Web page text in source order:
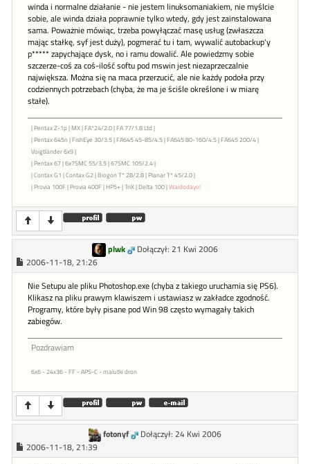
winda i normalne działanie - nie jestem linuksomaniakiem, nie myślcie
sobie, ale winda działa poprawnie tylko wtedy, gdy jest zainstalowana
sama. Poważnie mówiąc, trzeba powyłączać masę usług (zwłaszcza
mając stałkę, syf jest duży), pogmerać tu i tam, wywalić autobackup'y
p***** zapychające dysk, no i ramu dowalić. Ale powiedzmy sobie
szczerze-coś za coś-ilość softu pod mswin jest niezaprzeczalnie
największa. Można się na maca przerzucić, ale nie każdy podoła przy
codziennych potrzebach (chyba, że ma je ściśle określone i w miarę
stałe).
| Pentax Z-1p | MX | FA*24/2.0 | FA 77/1.8 Ltd |
| Pentax 645n | FishEye 30/3.5 | FA645 45-85/4.5 | FA645 80-160/4.5 | FA645 200/4 |
Voigtländer 6x9 |
| Pentax 67 | 6x7SMC 55/3.5 | 67SMC 105/2.4 |
| Contax G1 | Contax G2 | Biogon T* 28/2.8 | Planar T* 45/2.0 |
| Provia 100F | Provia 400F | HP5+ | TriX | Delta 100 |Waidodayo!
plwk
Dołączył: 21 Kwi 2006
2006-11-18, 21:26
Nie Setupu ale pliku Photoshop.exe (chyba z takiego uruchamia się PS6).
Klikasz na pliku prawym klawiszem i ustawiasz w zakładce zgodność.
Programy, które były pisane pod Win 98 często wymagały takich
zabiegów.
Pozdrawiam
6x6 - 24x36 - FF - APS-C - malutki dron
fotonyf
Dołączył: 24 Kwi 2006
2006-11-18, 21:39